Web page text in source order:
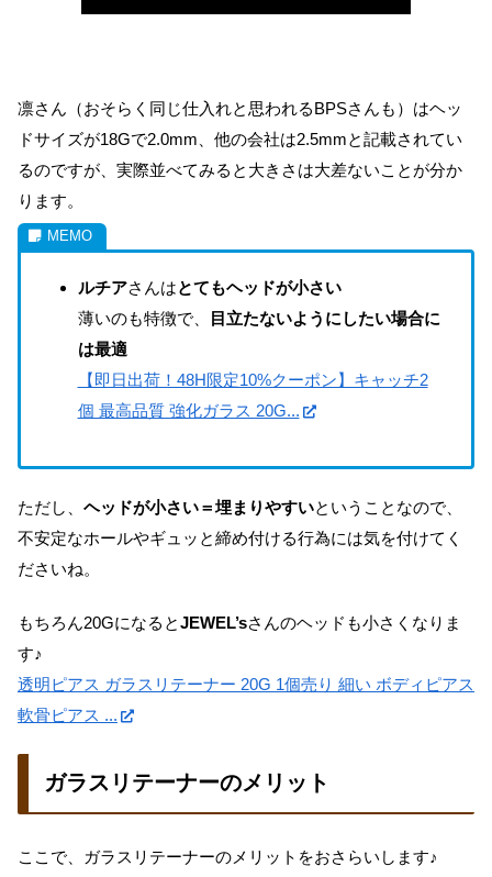
凛さん（おそらく同じ仕入れと思われるBPSさんも）はヘッ
ドサイズが18Gで2.0mm、他の会社は2.5mmと記載されてい
るのですが、実際並べてみると大きさは大差ないことが分か
ります。
ルチアさんはとてもヘッドが小さい
薄いのも特徴で、
目立たないようにしたい場合に
は最適
【即日出荷！48H限定10%クーポン】キャッチ2
個 最高品質 強化ガラス 20G...
ただし、 ヘッドが小さい＝埋まりやすいということなので、
不安定なホールやギュッと締め付ける行為には気を付けてく
ださいね。
もちろん20GになるとJEWEL’sさんのヘッドも小さくなりま
す♪
透明ピアス ガラスリテーナー 20G 1個売り 細い ボディピアス
軟骨ピアス ...
ガラスリテーナーのメリット
ここで、ガラスリテーナーのメリットをおさらいします♪